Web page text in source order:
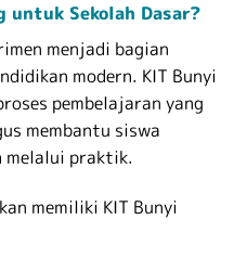
untuk Sekolah Dasar?
menjadi bagian
modern. KIT Bunyi
pembelajaran yang
membantu siswa
melalui praktik.
memiliki KIT Bunyi